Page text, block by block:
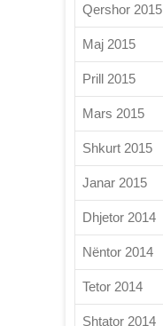
Qershor 2015
Maj 2015
Prill 2015
Mars 2015
Shkurt 2015
Janar 2015
Dhjetor 2014
Nëntor 2014
Tetor 2014
Shtator 2014